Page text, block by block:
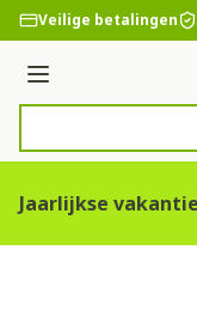
Ga naar de inhoud
Veilige betalingen
Menu
Jaarlijkse